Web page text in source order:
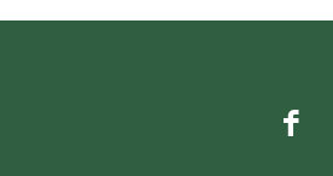
